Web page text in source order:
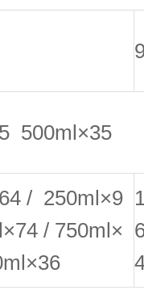
500ml×35
/ 250ml×9
/ 750ml×